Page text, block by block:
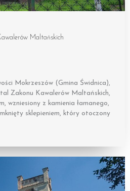
Maltańskich
Mokrzeszów (Gmina Świdnica),
Zakonu Kawalerów Maltańskich,
wzniesiony z kamienia łamanego,
sklepieniem, który otoczony